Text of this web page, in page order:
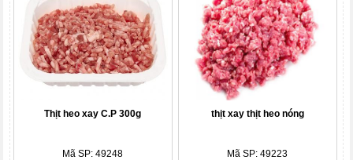
Thịt heo xay C.P 300g
Mã SP: 49248
thịt xay thịt heo nóng
Mã SP: 49223